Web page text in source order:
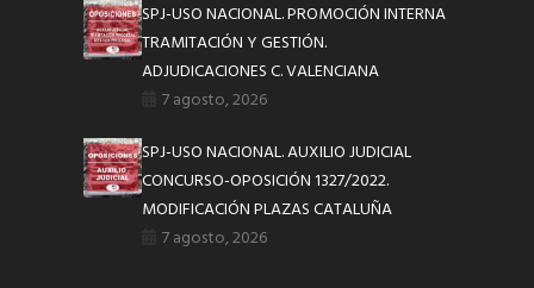
SPJ-USO NACIONAL. PROMOCIÓN INTERNA
TRAMITACIÓN Y GESTIÓN.
ADJUDICACIONES C. VALENCIANA
7 agosto, 2026
SPJ-USO NACIONAL. AUXILIO JUDICIAL
CONCURSO-OPOSICIÓN 1327/2022.
MODIFICACIÓN PLAZAS CATALUÑA
7 agosto, 2026